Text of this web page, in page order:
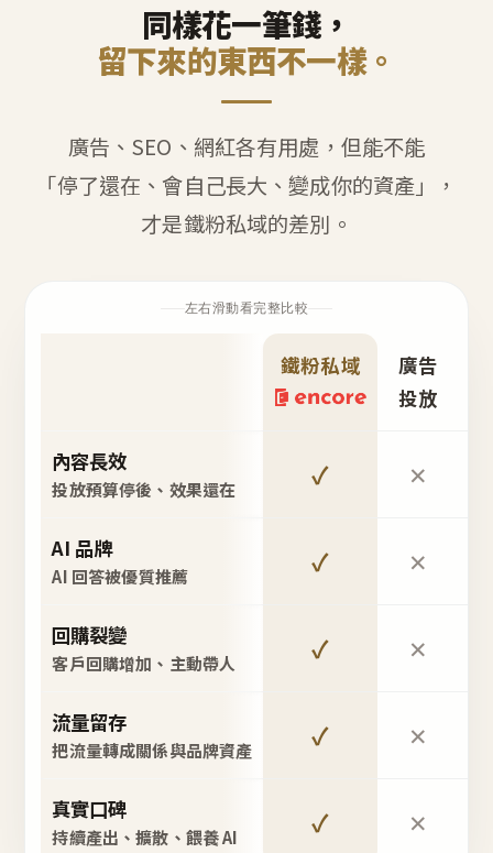
同樣花一筆錢，
留下來的東西不一樣。
廣告、SEO、網紅各有用處，但能不能
「停了還在、會自己長大、變成你的資產」，
才是鐵粉私域的差別。
左右滑動看完整比較
鐵粉私域
廣告
投放
內容長效
投放預算停後、效果還在 ✓ ✕
AI 品牌
AI 回答被優質推薦 ✓ ✕
回購裂變
客戶回購增加、主動帶人 ✓ ✕
流量留存
把流量轉成關係與品牌資產 ✓ ✕
真實口碑
持續產出、擴散、餵養 AI ✓ ✕